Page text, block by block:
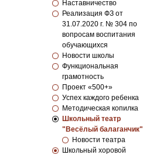
Наставничество
Реализация ФЗ от
31.07.2020 г. № 304 по
вопросам воспитания
обучающихся
Новости школы
Функциональная
грамотность
Проект «500+»
Успех каждого ребенка
Методическая копилка
Школьный театр
"Весёлый балаганчик"
Новости театра
Школьный хоровой